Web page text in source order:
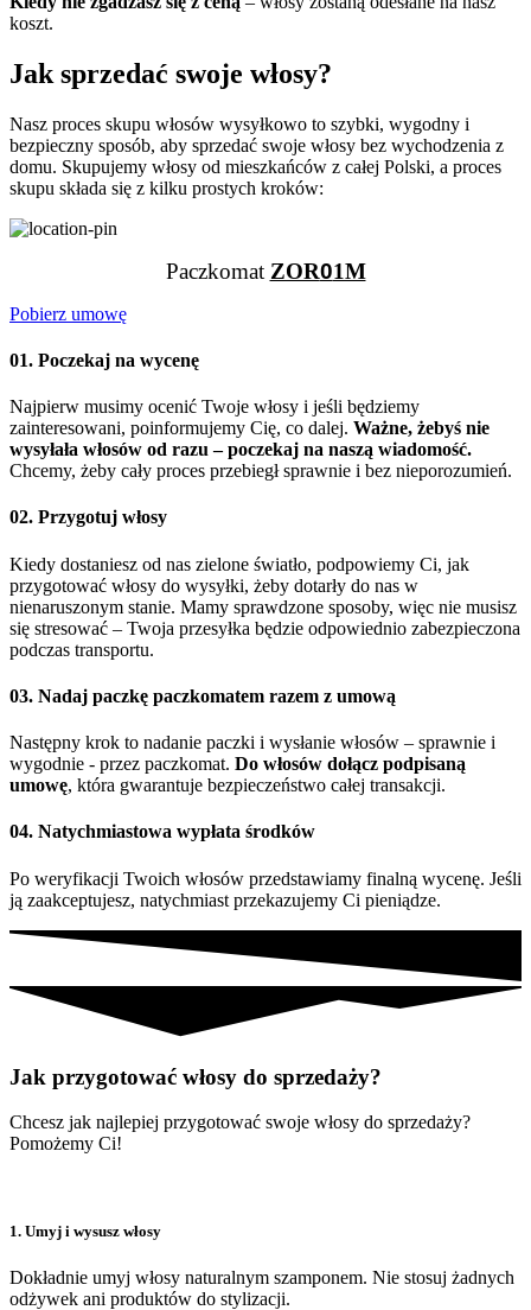
koszt.
Jak sprzedać swoje włosy?
Nasz proces skupu włosów wysyłkowo to szybki, wygodny i
bezpieczny sposób, aby sprzedać swoje włosy bez wychodzenia z
domu. Skupujemy włosy od mieszkańców z całej Polski, a proces
skupu składa się z kilku prostych kroków:
Paczkomat ZOR01M
Pobierz umowę
01. Poczekaj na wycenę
Najpierw musimy ocenić Twoje włosy i jeśli będziemy
zainteresowani, poinformujemy Cię, co dalej. Ważne, żebyś nie
wysyłała włosów od razu – poczekaj na naszą wiadomość.
Chcemy, żeby cały proces przebiegł sprawnie i bez nieporozumień.
02. Przygotuj włosy
Kiedy dostaniesz od nas zielone światło, podpowiemy Ci, jak
przygotować włosy do wysyłki, żeby dotarły do nas w
nienaruszonym stanie. Mamy sprawdzone sposoby, więc nie musisz
się stresować – Twoja przesyłka będzie odpowiednio zabezpieczona
podczas transportu.
03. Nadaj paczkę paczkomatem razem z umową
Następny krok to nadanie paczki i wysłanie włosów – sprawnie i
wygodnie - przez paczkomat. Do włosów dołącz podpisaną
umowę, która gwarantuje bezpieczeństwo całej transakcji.
04. Natychmiastowa wypłata środków
Po weryfikacji Twoich włosów przedstawiamy finalną wycenę. Jeśli
ją zaakceptujesz, natychmiast przekazujemy Ci pieniądze.
Jak przygotować włosy do sprzedaży?
Chcesz jak najlepiej przygotować swoje włosy do sprzedaży?
Pomożemy Ci!
1. Umyj i wysusz włosy
Dokładnie umyj włosy naturalnym szamponem. Nie stosuj żadnych
odżywek ani produktów do stylizacji.